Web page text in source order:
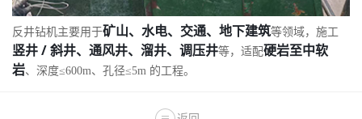
反井钻机主要用于矿山、水电、交通、地下建筑等领域，施工
竖井 / 斜井、通风井、溜井、调压井等，适配硬岩至中软
岩、深度≤600m、孔径≤5m 的工程。